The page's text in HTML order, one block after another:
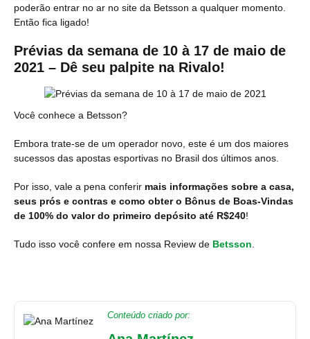
poderão entrar no ar no site da Betsson a qualquer momento.
Então fica ligado!
Prévias da semana de 10 à 17 de maio de
2021 – Dê seu palpite na Rivalo!
Você conhece a Betsson?
Embora trate-se de um operador novo, este é um dos maiores
sucessos das apostas esportivas no Brasil dos últimos anos.
Por isso, vale a pena conferir mais informações sobre a casa,
seus prós e contras e como obter o Bônus de Boas-Vindas
de 100% do valor do primeiro depósito até R$240!
Tudo isso você confere em nossa Review de Betsson
Conteúdo criado por: